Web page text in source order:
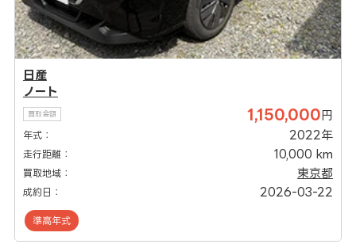
日産
ノート
買取金額 1,150,000 円
年式： 2022年
走行距離： 10,000 km
買取地域： 東京都
成約日： 2026-03-22
準高年式